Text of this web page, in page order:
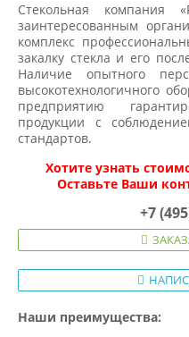
Стекольная компания
заинтересованным
комплекс
закалку стекла и его
Наличие опытного
высокотехнологичного
предприятию
продукции с
стандартов.
Хотите узнать
Оставьте Ваши
+7
Наши преимущества: